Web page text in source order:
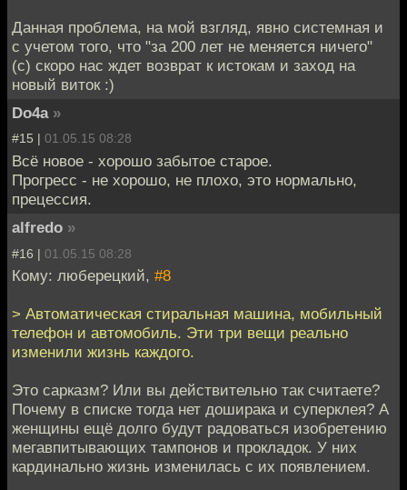
Данная проблема, на мой взгляд, явно системная и
с учетом того, что "за 200 лет не меняется ничего"
(с) скоро нас ждет возврат к истокам и заход на
новый виток :)
Do4a »
#15 | 01.05.15 08:28
Всё новое - хорошо забытое старое.
Прогресс - не хорошо, не плохо, это нормально,
прецессия.
alfredo »
#16 | 01.05.15 08:28
Кому: люберецкий, #8
> Автоматическая стиральная машина, мобильный
телефон и автомобиль. Эти три вещи реально
изменили жизнь каждого.
Это сарказм? Или вы действительно так считаете?
Почему в списке тогда нет доширака и суперклея? А
женщины ещё долго будут радоваться изобретению
мегавпитывающих тампонов и прокладок. У них
кардинально жизнь изменилась с их появлением.